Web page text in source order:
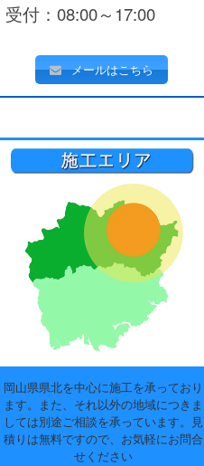
受付：08:00～17:00
メールはこちら
岡山県県北を中心に施工を承っており
ます。また、それ以外の地域につきま
しては別途ご相談を承っています。見
積りは無料ですので、お気軽にお問合
せください